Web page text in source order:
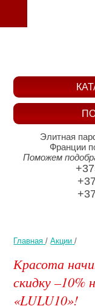
Главная /Акции /
Красота
скидку –10%
«LULU10»!
Элитная
Франции
Поможем